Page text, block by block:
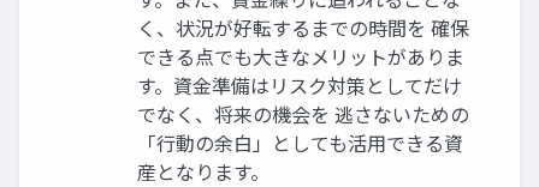
く、状況が好転するまでの時間を 確保
できる点でも大きなメリットがありま
す。資金準備はリスク対策としてだけ
でなく、将来の機会を 逃さないための
「行動の余白」としても活用できる資
産となります。